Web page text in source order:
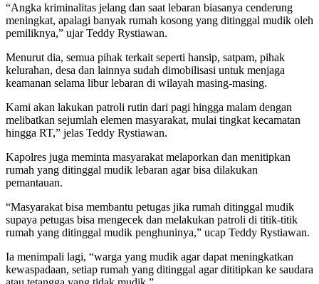
“Angka kriminalitas jelang dan saat lebaran biasanya cenderung
meningkat, apalagi banyak rumah kosong yang ditinggal mudik oleh
pemiliknya,” ujar Teddy Rystiawan.
Menurut dia, semua pihak terkait seperti hansip, satpam, pihak
kelurahan, desa dan lainnya sudah dimobilisasi untuk menjaga
keamanan selama libur lebaran di wilayah masing-masing.
Kami akan lakukan patroli rutin dari pagi hingga malam dengan
melibatkan sejumlah elemen masyarakat, mulai tingkat kecamatan
hingga RT,” jelas Teddy Rystiawan.
Kapolres juga meminta masyarakat melaporkan dan menitipkan
rumah yang ditinggal mudik lebaran agar bisa dilakukan
pemantauan.
“Masyarakat bisa membantu petugas jika rumah ditinggal mudik
supaya petugas bisa mengecek dan melakukan patroli di titik-titik
rumah yang ditinggal mudik penghuninya,” ucap Teddy Rystiawan.
Ia menimpali lagi, “warga yang mudik agar dapat meningkatkan
kewaspadaan, setiap rumah yang ditinggal agar dititipkan ke saudara